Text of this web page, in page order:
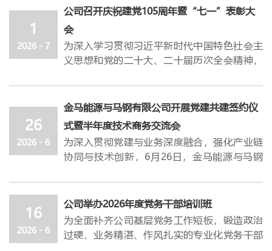
部署下半年各项重点工作。 公司董事长饶朝
营班子成员，各部门、子公司负责人参加会
议。
会议先后听取了运营改善部、运行管控中心、
班子结合分管领域工作实际，对下半年各项重
点工作提出了具体要求。
杜轶峰指出，上半年，金马能源（集团）顶住
内外部多重环境带来的巨大压力，重点围绕机
稳妥化债控险、绩效激励赋能、党建凝聚合力
六大维度扎实开展各项工作，整体推进有序，
阶段性成效显著。一是生产经营稳中有进、经
营结果不断改善；二是降本增效全面落地、支
撑效应逐步体现；三是管理变革全面展开、规
1
2026 - 7
公司召开庆祝建党105周年暨“七一”表彰大
会
为深入学习贯彻习近平新时代中国特色社会主
义思想和党的二十大、二十届历次全会精神，
党员树立和践行正确政绩观，7月1日上午，公
司在电教室召开庆祝建党105周年暨“七
一”表彰大会。公司党委书记、总经理杜轶峰
出席会议并讲授专题党课，公司党建专员刘年
委主持会议。公司党政班子成员、优秀共产党
员、预备党员及部分党员代表等120余人参加
宣读了《关于批准预备党员转正和接收新党员
的通知》，全体党员重温入党誓词。会议宣读
了《关于表彰2026年先进党支部、优秀党务工
26
2026 - 6
金马能源与马钢有限公司开展党建共建签约仪
式暨半年度技术商务交流会
为深入贯彻党建与业务深度融合，强化产业链
协同与技术创新，6月26日，金马能源与马钢
年度技术商务交流会。本次活动以 “党建融通
·协同创效—以政治引领稳固供应链发展
主题，聚焦业务深度对接与党建融合共建两大
核心板块，系统开展技术商务交流、红色教育
学习及党建共建签约，切实以党建为纽带凝聚
16
2026 - 6
公司举办2026年度党务干部培训班
为全面补齐公司基层党务工作短板，锻造政治
过硬、业务精湛、作风扎实的专业化党务干部